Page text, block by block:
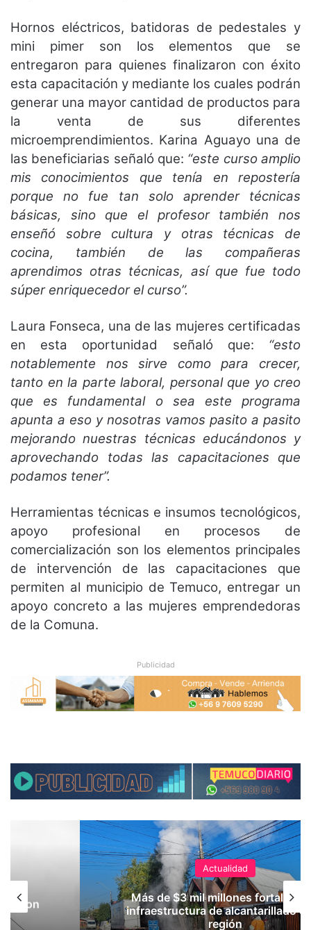
Hornos eléctricos, batidoras de pedestales y
mini pimer son los elementos que se
entregaron para quienes finalizaron con éxito
esta capacitación y mediante los cuales podrán
generar una mayor cantidad de productos para
la venta de sus diferentes
microemprendimientos. Karina Aguayo una de
las beneficiarias señaló que: “este curso amplio
mis conocimientos que tenía en repostería
porque no fue tan solo aprender técnicas
básicas, sino que el profesor también nos
enseñó sobre cultura y otras técnicas de
cocina, también de las compañeras
aprendimos otras técnicas, así que fue todo
súper enriquecedor el curso”.
Laura Fonseca, una de las mujeres certificadas
en esta oportunidad señaló que: “esto
notablemente nos sirve como para crecer,
tanto en la parte laboral, personal que yo creo
que es fundamental o sea este programa
apunta a eso y nosotras vamos pasito a pasito
mejorando nuestras técnicas educándonos y
aprovechando todas las capacitaciones que
podamos tener”.
Herramientas técnicas e insumos tecnológicos,
apoyo profesional en procesos de
comercialización son los elementos principales
de intervención de las capacitaciones que
permiten al municipio de Temuco, entregar un
apoyo concreto a las mujeres emprendedoras
de la Comuna.
Publicidad
Actualidad
Más de $3 mil millones
infraestructura de alcantarillado
región